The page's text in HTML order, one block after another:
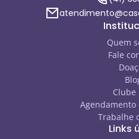
Quem
Fale
Clube
Agendamento
Trabalhe
Links